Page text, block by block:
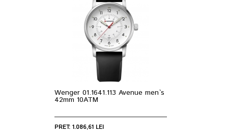
Wenger 01.1641.113 Avenue men`s
42mm 10ATM
PRET: 1.086,61 LEI